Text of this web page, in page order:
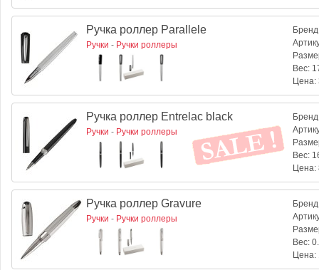
Ручка роллер Parallele
Ручки - Ручки роллеры
Вес:
Цена:
Ручка роллер Entrelac black
Ручки - Ручки роллеры
Вес:
Цена:
Ручка роллер Gravure
Ручки - Ручки роллеры
Вес:
Цена: